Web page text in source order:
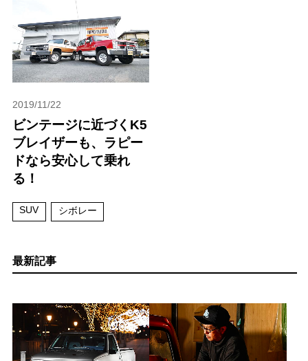
2019/11/22
ビンテージに近づくK5
ブレイザーも、ラピー
ドなら安心して乗れ
る！
SUV シボレー
最新記事